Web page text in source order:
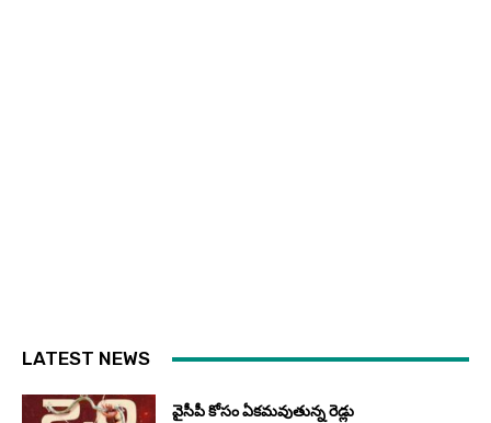
LATEST NEWS
వైసీపీ కోసం ఏక‌మ‌వుతున్న రెడ్లు